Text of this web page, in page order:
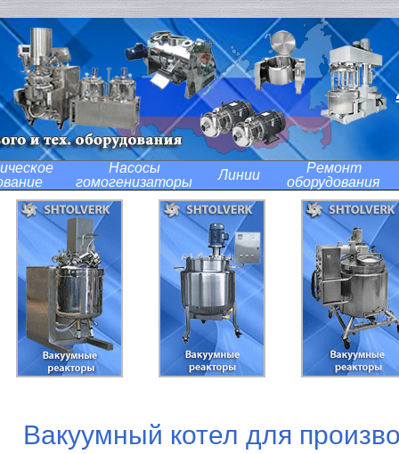
Насосы
гомогенизаторы
Линии
Ремонт
оборудования
Вакуумный котел для